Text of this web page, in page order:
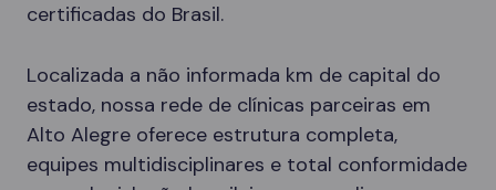
certificadas do Brasil.
Localizada a não informada km de capital do
estado, nossa rede de clínicas parceiras em
Alto Alegre oferece estrutura completa,
equipes multidisciplinares e total conformidade